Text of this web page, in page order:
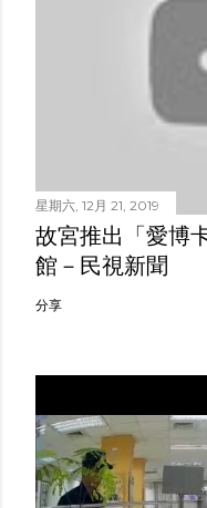
星期六, 12月 21, 2019
故宮推出「愛博
館－民視新聞
分享